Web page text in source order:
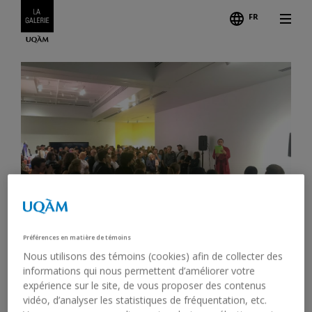
FR
Préférences en matière de témoins
Nous utilisons des témoins (cookies) afin de collecter des
informations qui nous permettent d’améliorer votre
expérience sur le site, de vous proposer des contenus
vidéo, d’analyser les statistiques de fréquentation, etc.